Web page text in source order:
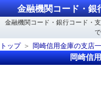
金融機関コード・銀
金融機関コード・銀行コード・
トップ
岡崎信用金庫の支店
岡崎信